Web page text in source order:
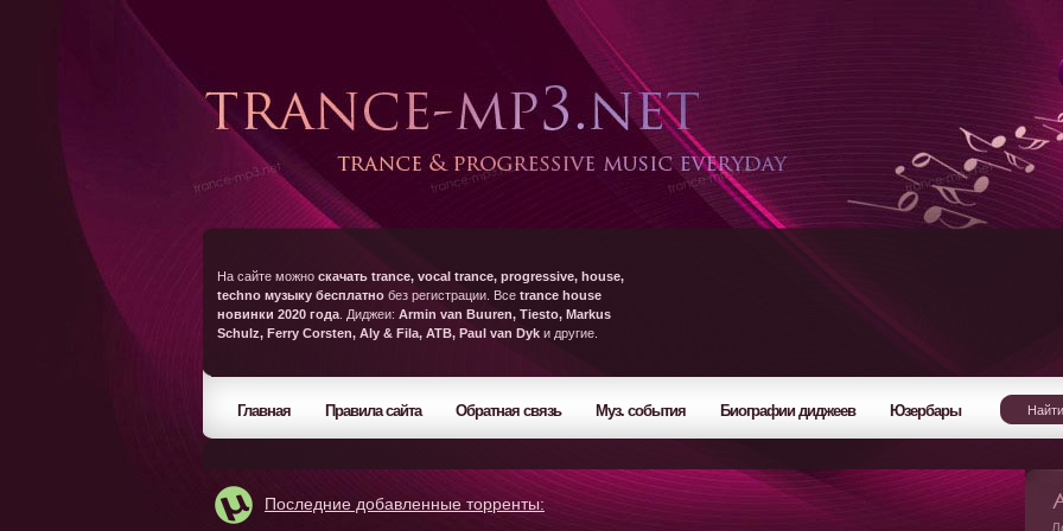
На сайте можно скачать trance, vocal trance, progressive, house,
techno музыку бесплатно без регистрации. Все trance house
новинки 2020 года . Диджеи: Armin van Buuren, Tiesto, Markus
Schulz, Ferry Corsten, Aly & Fila, ATB, Paul van Dyk и другие.
Главная Правила сайта Обратная связь Муз. события Биографии диджеев Юзербары
Последние добавленные торренты: